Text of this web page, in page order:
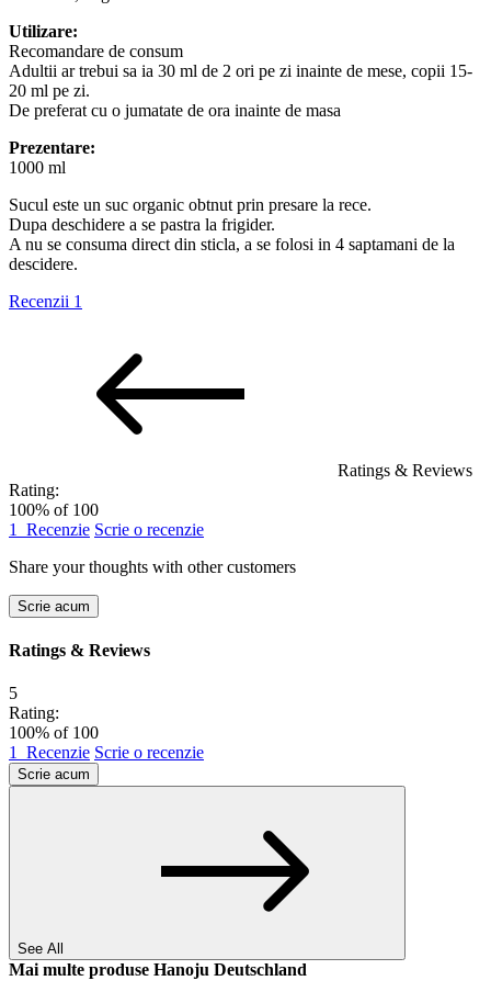
Utilizare:
Recomandare de consum
Adultii ar trebui sa ia 30 ml de 2 ori pe zi inainte de mese, copii 15-
20 ml pe zi.
De preferat cu o jumatate de ora inainte de masa
Prezentare:
1000 ml
Sucul este un suc organic obtnut prin presare la rece.
Dupa deschidere a se pastra la frigider.
A nu se consuma direct din sticla, a se folosi in 4 saptamani de la
descidere.
Recenzii 1
Ratings & Reviews
Rating:
100% of 100
1
Recenzie Scrie o recenzie
Share your thoughts with other customers
Scrie acum
Ratings & Reviews
5
Rating:
100% of 100
1 Recenzie Scrie o recenzie
Scrie acum
See All
Mai multe produse Hanoju Deutschland